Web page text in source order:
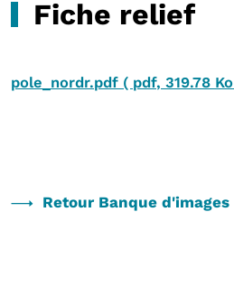
Fiche relief
pole_nordr.pdf ( pdf, 319.78 Ko
Retour Banque d'images